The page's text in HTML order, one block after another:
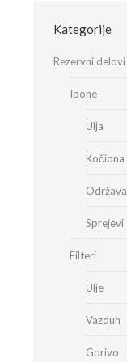
Kategorije
Rezervni delovi
Ipone
Ulja
Kočiona
Sprejevi
Filteri
Ulje
Vazduh
Gorivo